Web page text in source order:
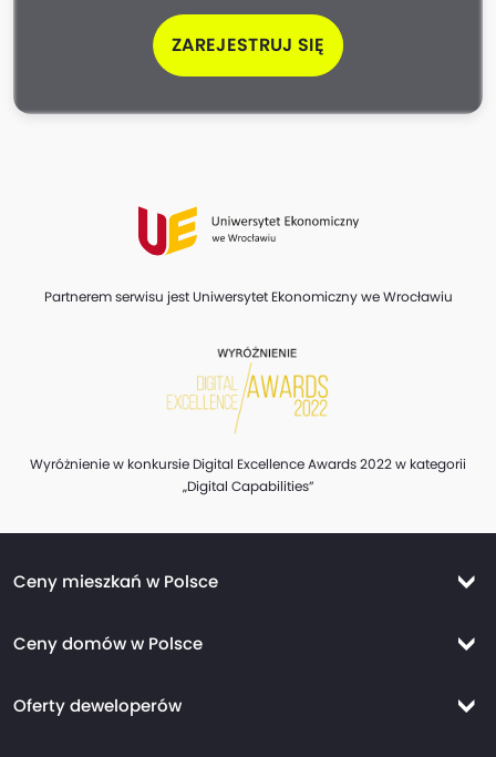
ZAREJESTRUJ SIĘ
Partnerem serwisu jest Uniwersytet Ekonomiczny we Wrocławiu
Wyróżnienie w konkursie Digital Excellence Awards 2022 w kategorii
„Digital Capabilities”
Ceny mieszkań w Polsce
Ceny mieszkań Kraków
Ceny mieszkań Wrocław
Ceny domów w Polsce
Ceny domów Kraków
Oferty deweloperów